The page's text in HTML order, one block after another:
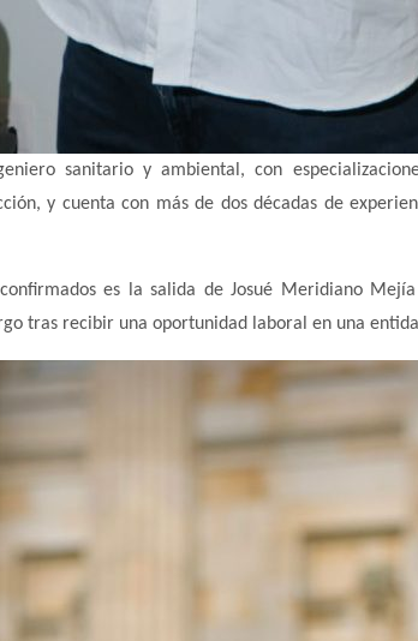
sanitario y ambiental, con
y cuenta con más de dos décadas de
es la salida de Josué Meridiano
tras recibir una oportunidad laboral en una